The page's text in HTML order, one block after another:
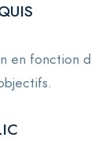
en fonction